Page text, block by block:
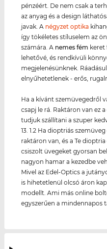
pénzéért. De nem csak a
az anyag és a design
javak. A négyzet optika
így tökéletes stíluselem az
számára. A nemes fém keret
lehetővé, és rendkívüli
megjelenésünknek.
elnyűhetetlenek - erős,
Ha a kívánt szemüvegedről
csapj le rá. Raktáron van ez
tudjuk szállítani a szuper
13. 1.2 Ha dioptriás
raktáron van, és a Te
csiszolt üvegeket gyorsan
nagyon hamar a kezedbe
Mivel az Edel-Optics a
is hihetetlenül olcsó áron
modellt. Ami más online
egyszerűen a mindennapos